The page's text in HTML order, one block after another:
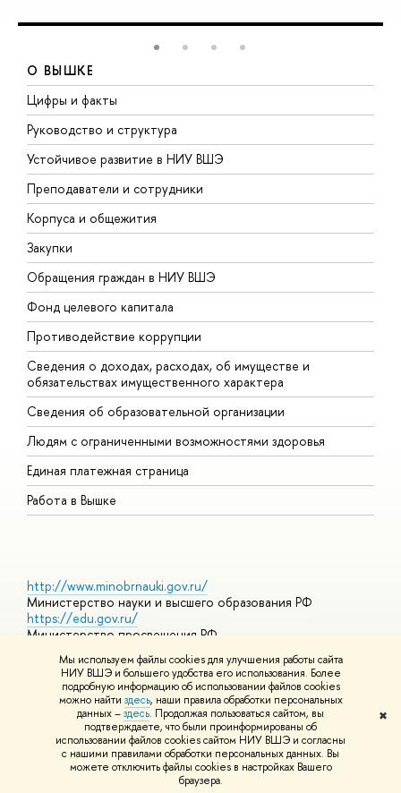
Мы используем файлы cookies для улучшения работы сайта
НИУ ВШЭ и большего удобства его использования. Более
подробную информацию об использовании файлов cookies
можно найти здесь, наши правила обработки персональных
данных –здесь. Продолжая пользоваться сайтом, вы
подтверждаете, что были проинформированы об
использовании файлов cookies сайтом НИУ ВШЭ и согласны
с нашими правилами обработки персональных данных. Вы
можете отключить файлы cookies в настройках Вашего
браузера.
✖
О ВЫШКЕ
Цифры и факты
Руководство и структура
Устойчивое развитие в НИУ ВШЭ
Преподаватели и сотрудники
Корпуса и общежития
Закупки
Обращения граждан в НИУ ВШЭ
Фонд целевого капитала
Противодействие коррупции
Сведения о доходах, расходах, об имуществе и
обязательствах имущественного характера
Сведения об образовательной организации
Людям с ограниченными возможностями здоровья
Единая платежная страница
Работа в Вышке
http://www.minobrnauki.gov.ru/
Министерство науки и высшего образования РФ
https://edu.gov.ru/
Министерство просвещения РФ
Массовые открытые онлайн-курсы
© НИУ ВШЭ 1993–2026 Адреса и контактыУсловия
использования материалов Политика конфиденциальности
Шрифты HSE Sans и HSE Slab разработаны вШколе дизайна НИУ